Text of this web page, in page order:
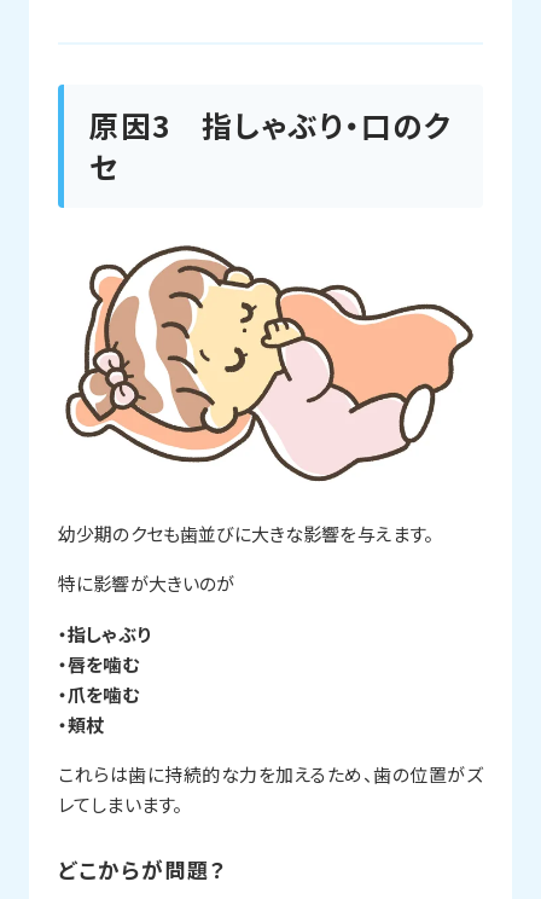
原因3 指しゃぶり・口のク
セ
幼少期のクセも歯並びに大きな影響を与えます。
特に影響が大きいのが
・指しゃぶり
・唇を噛む
・爪を噛む
・頬杖
これらは歯に持続的な力を加えるため、歯の位置がズ
レてしまいます。
どこからが問題？